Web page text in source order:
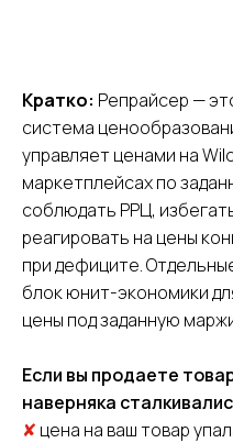
демонстрацию
Я даюсогласие на
Я соглашаюсь cполитикой
Кратко: Репрайсер —
система
управляет ценами на
маркетплейсах по
соблюдать РРЦ,
реагировать на цены
при дефиците.
блок юнит-экономики
цены под заданную
Если вы продаете
наверняка
✘ цена на ваш товар